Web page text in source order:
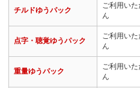
チルドゆうパック
ご利用い
ん
点字・聴覚ゆうパック
ご利用い
ん
重量ゆうパック
ご利用い
ん